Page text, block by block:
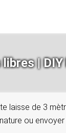
|
laisse de 3
ou